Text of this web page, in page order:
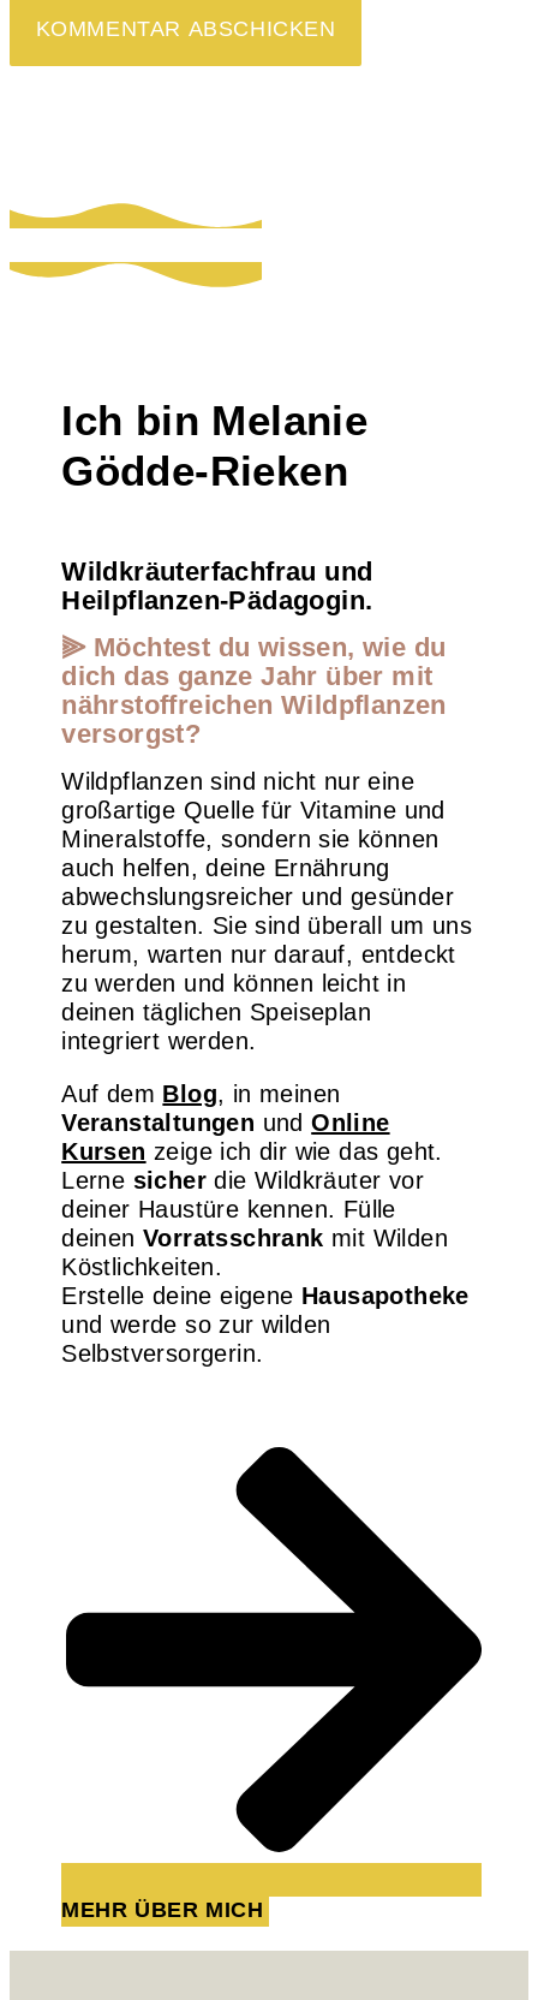
Ich bin Melanie
Gödde-Rieken
Wildkräuterfachfrau und
Heilpflanzen-Pädagogin.
⫸ Möchtest du wissen, wie du
dich das ganze Jahr über mit
nährstoffreichen Wildpflanzen
versorgst?
Wildpflanzen sind nicht nur eine
großartige Quelle für Vitamine und
Mineralstoffe, sondern sie können
auch helfen, deine Ernährung
abwechslungsreicher und gesünder
zu gestalten. Sie sind überall um uns
herum, warten nur darauf, entdeckt
zu werden und können leicht in
deinen täglichen Speiseplan
integriert werden.
Auf dem Blog, in meinen
Veranstaltungen undOnline
Kursen zeige ich dir wie das geht.
Lerne sicher die Wildkräuter vor
deiner Haustüre kennen. Fülle
deinen Vorratsschrank mit Wilden
Köstlichkeiten.
Erstelle deine eigene Hausapotheke
und werde so zur wilden
Selbstversorgerin.
MEHR ÜBER MICH